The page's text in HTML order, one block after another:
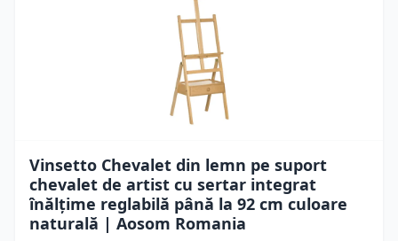
Vinsetto Chevalet din lemn pe suport
chevalet de artist cu sertar integrat
înălțime reglabilă până la 92 cm culoare
naturală | Aosom Romania